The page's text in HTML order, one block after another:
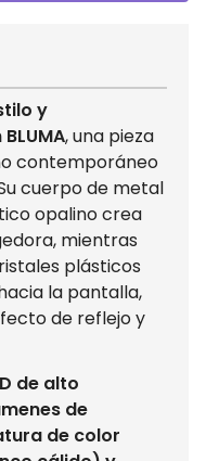
y
, una pieza
contemporáneo
cuerpo de metal
opalino crea
mientras
plásticos
la pantalla,
de reflejo y
de alto
de
de color